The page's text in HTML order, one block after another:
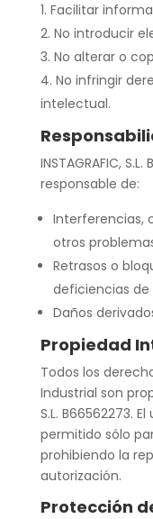
Facilitar
No introducir
No alterar o
No infringir
intelectual.
INSTAGRAFIC,
responsable de:
Interferencias,
otros
Retrasos o
deficiencias de
Daños
Propiedad
Todos los
Industrial son
S.L. B66562273.
permitido sólo
prohibiendo la
autorización.
Protección